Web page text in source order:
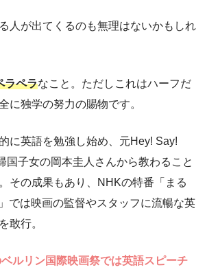
人が出てくるのも無理はないかもしれ
ラペラなこと。ただしこれはハーフだ
に独学の努力の賜物です。
に英語を勉強し始め、元Hey! Say!
国子女の岡本圭人さんから教わること
その成果もあり、NHKの特番「まる
では映画の監督やスタッフに流暢な英
敢行。
ルリン国際映画祭では英語スピーチ